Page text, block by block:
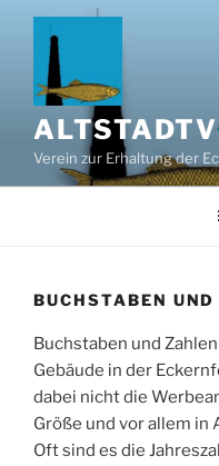
Zum
springen
Verein zur Erhaltung der
BUCHSTABEN
Buchstaben und
Gebäude in der
dabei nicht die
Größe und vor allem in
Oft sind es die